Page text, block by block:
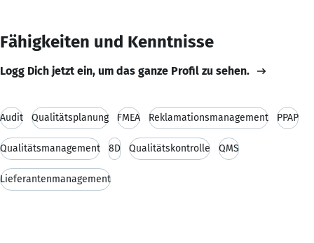
Fähigkeiten und Kenntnisse
Logg Dich jetzt ein, um das ganze Profil zu sehen.
Audit Qualitätsplanung FMEA Reklamationsmanagement PPAP
Qualitätsmanagement 8D Qualitätskontrolle QMS
Lieferantenmanagement